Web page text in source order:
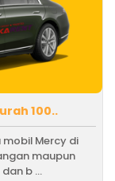
100..
mobil Mercy di
maupun
b ...